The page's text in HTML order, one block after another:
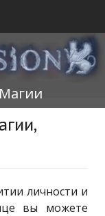
личности и
вы можете